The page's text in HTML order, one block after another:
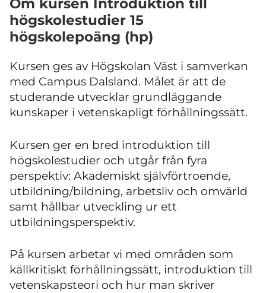
Om kursen Introduktion till
högskolestudier 15
högskolepoäng (hp)
Kursen ges av Högskolan Väst i samverkan
med Campus Dalsland. Målet är att de
studerande utvecklar grundläggande
kunskaper i vetenskapligt förhållningssätt.
Kursen ger en bred introduktion till
högskolestudier och utgår från fyra
perspektiv: Akademiskt självförtroende,
utbildning/bildning, arbetsliv och omvärld
samt hållbar utveckling ur ett
utbildningsperspektiv.
På kursen arbetar vi med områden som
källkritiskt förhållningssätt, introduktion till
vetenskapsteori och hur man skriver